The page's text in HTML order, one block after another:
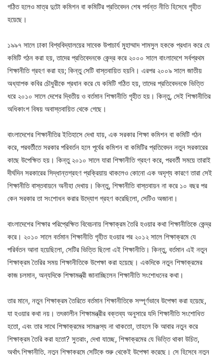
গঠিত হলেও মাত্র দুটো কমিশন বা কমিটির প্রতিবেদন শেষ পর্যন্ত নীতি হিসেবে গৃহীত
হয়েছে।
১৯৯৭ সালে ঢাকা বিশ্ববিদ্যালয়ের সাবেক উপাচার্য মুহাম্মাদ শামসুল হককে প্রধান করে যে
কমিটি গঠন করা হয়, তাদের প্রতিবেদনকে কেন্দ্র করে ২০০০ সালে বাংলাদেশে সর্বপ্রথম
শিক্ষানীতি গ্রহণ করা হয়; কিন্তু সেটি বাস্তবায়িত হয়নি। এরপর ২০০৯ সালে জাতীয়
অধ্যাপক কবির চৌধুরীকে প্রধান করে যে কমিটি গঠিত হয়, তাদের প্রতিবেদনকে ভিত্তি
ধরে ২০১০ সালে দেশের দ্বিতীয় ও বর্তমান শিক্ষানীতি গৃহীত হয়। কিন্তু, সেই শিক্ষানীতির
অধিকাংশ বিষয় অবাস্তবায়িত থেকে গেছে।
বাংলাদেশের শিক্ষানীতির ইতিহাসে দেখা যায়, এক সরকার শিক্ষা কমিশন বা কমিটি গঠন
করে, পরবর্তীতে সরকার পরিবর্তন হলে পূর্বের কমিশন বা কমিটির প্রতিবেদন নতুন সরকারের
কাছে উপেক্ষিত হয়। কিন্তু ২০১০ সালে যারা শিক্ষানীতি গ্রহণ করে, পরবর্তী সময়ে তারাই
দীর্ঘদিন সরকারের সিদ্ধান্তগ্রহণ প্রক্রিয়ায় থাকলেও কোনো এক অদৃশ্য কারণে তারা সেই
শিক্ষানীতি বাস্তবায়নে অনীহা দেখায়। কিন্তু, শিক্ষানীতি বাস্তবায়ন না করে ১০ বছর পর
কেন সরকার তা সংশোধন করার উদ্যোগ গ্রহণ করেছিলো, সেটিও অজানা।
বাংলাদেশের শিক্ষার পরিপ্রেক্ষিত বিবেচনায় শিক্ষাক্রম তৈরি হওয়ার কথা শিক্ষানীতিকে কেন্দ্র
করে। ২০১০ সালে বর্তমান শিক্ষানীতি গৃহীত হওয়ার পর ২০১২ সালে শিক্ষাক্রমে যে
পরির্বতন আনা হয়েছিলো, সেটির ভিত্তি ছিলো এই শিক্ষানীতি। কিন্তু, বর্তমান এই নতুন
শিক্ষাক্রম তৈরির সময় শিক্ষানীতিকে উপেক্ষা করা হয়েছে। একদিকে নতুন শিক্ষাক্রমের
কাজ চলমান, অন্যদিকে শিক্ষামন্ত্রী জানাচ্ছিলেন শিক্ষানীতি সংশোধনের কথা।
তার মানে, নতুন শিক্ষাক্রম তৈরিতে বর্তমান শিক্ষানীতিকে সম্পূর্ণভাবে উপেক্ষা করা হয়েছে,
যা হওয়ার কথা নয়। তৎকালীন শিক্ষামন্ত্রীর বক্তব্য অনুসারে যদি শিক্ষানীতি সংশোধিত
হতো, এবং তার সাথে শিক্ষাক্রমের সামঞ্জস্য না থাকতো, তাহলে কি আবার নতুন করে
শিক্ষাক্রম তৈরি করা হতো? সুতরাং, দেখা যাচ্ছে, শিক্ষাক্রমের যে ভিত্তি থাকা উচিত,
অর্থাৎ শিক্ষানীতি, নতুন শিক্ষাক্রমে সেটিকে শুরু থেকেই উপেক্ষা করেছে। সে হিসেবে নতুন